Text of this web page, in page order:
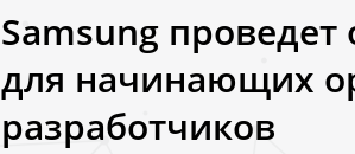
Samsung
для начинающих
разработчиков